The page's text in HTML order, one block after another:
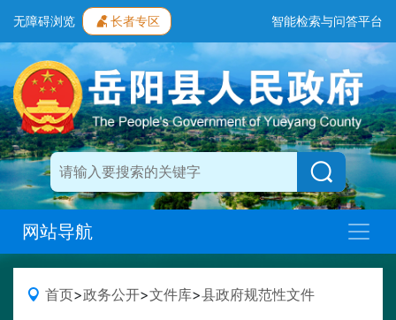
无障碍浏览 长者专区 智能检索与问答平台
网站导航
首页>政务公开>文件库>县政府规范性文件